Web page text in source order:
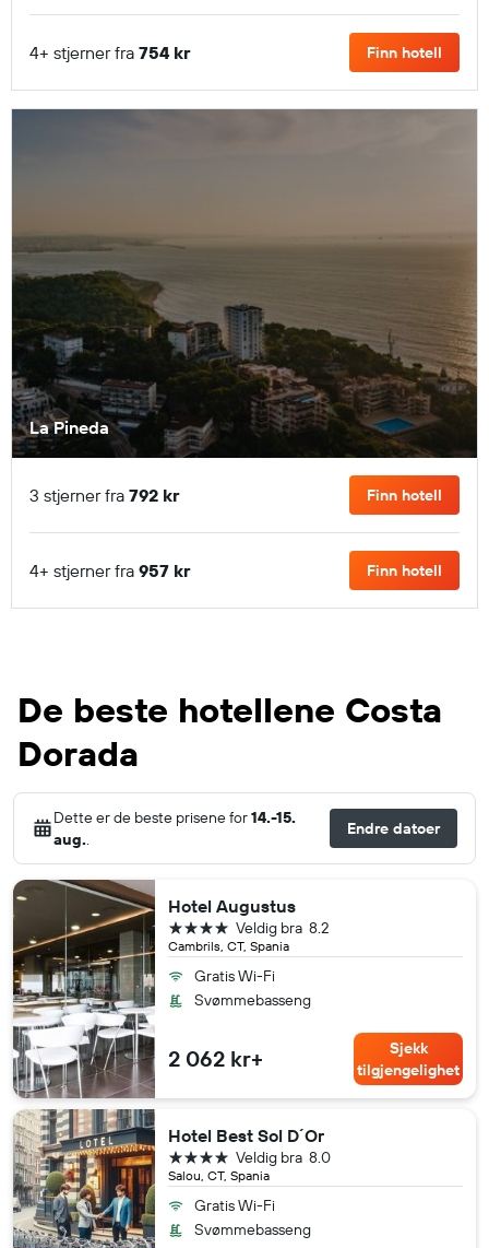
4+ stjerner fra 754 kr Finn hotell
La Pineda
3 stjerner fra 792 kr Finn hotell
4+ stjerner fra 957 kr Finn hotell
De beste hotellene Costa
Dorada
Dette er de beste prisene for14.-15.
aug..
Endre datoer
Hotel Augustus
Cambrils, CT, Spania
8.2
Veldig bra
4 stjerner
Gratis Wi-Fi
Svømmebasseng
2 062 kr+
Sjekk
tilgjengelighet
Hotel Best Sol D´Or
Salou, CT, Spania
8.0
Veldig bra
4 stjerner
Gratis Wi-Fi
Svømmebasseng